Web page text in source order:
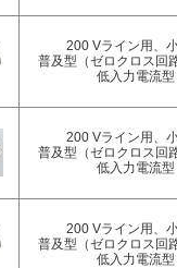
200 Vライン用、
普及型（ゼロクロス回
低入力電流型
200 Vライン用、
普及型（ゼロクロス回
低入力電流型
200 Vライン用、
普及型（ゼロクロス回
低入力電流型